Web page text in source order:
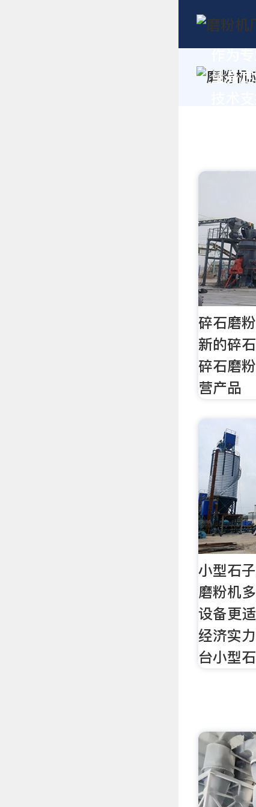
量身
碎石磨
新的碎
碎石磨
营产品
小型石
磨粉机
设备更
经济实
台小型